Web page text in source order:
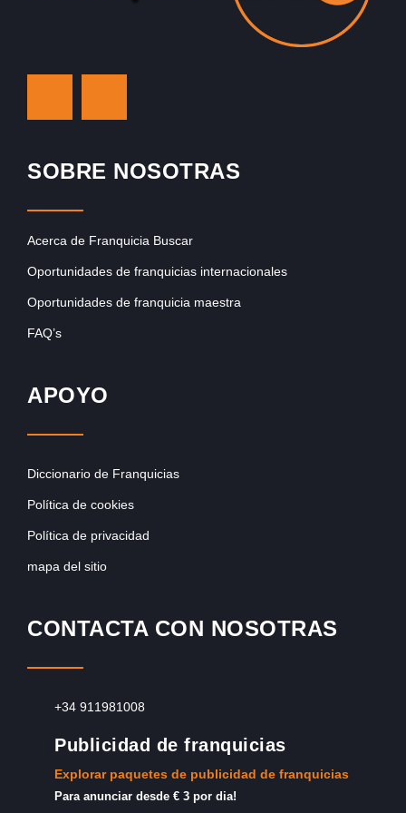
SOBRE NOSOTRAS
Acerca de Franquicia Buscar
Oportunidades de franquicias internacionales
Oportunidades de franquicia maestra
FAQ’s
APOYO
Diccionario de Franquicias
Política de cookies
Política de privacidad
mapa del sitio
CONTACTA CON NOSOTRAS
+34 911981008
Publicidad de franquicias
Explorar paquetes de publicidad de franquicias
Para anunciar desde € 3 por dia!